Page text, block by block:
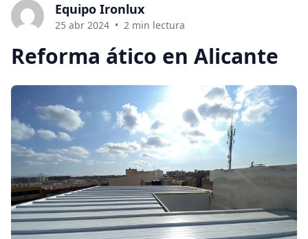
Panel Cubierta
Panel Sandwich Fachada
Chapa Metálica
Chapa Decorativa
Policarbonato
Equipo Ironlux
25 abr 2024 • 2 min lectura
Reforma ático en Alicante